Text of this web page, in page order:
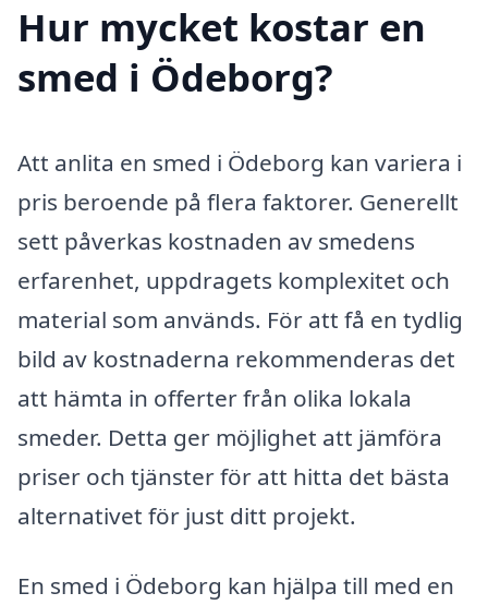
Hur mycket kostar en
smed i Ödeborg?
Att anlita en smed i Ödeborg kan variera i
pris beroende på flera faktorer. Generellt
sett påverkas kostnaden av smedens
erfarenhet, uppdragets komplexitet och
material som används. För att få en tydlig
bild av kostnaderna rekommenderas det
att hämta in offerter från olika lokala
smeder. Detta ger möjlighet att jämföra
priser och tjänster för att hitta det bästa
alternativet för just ditt projekt.
En smed i Ödeborg kan hjälpa till med en